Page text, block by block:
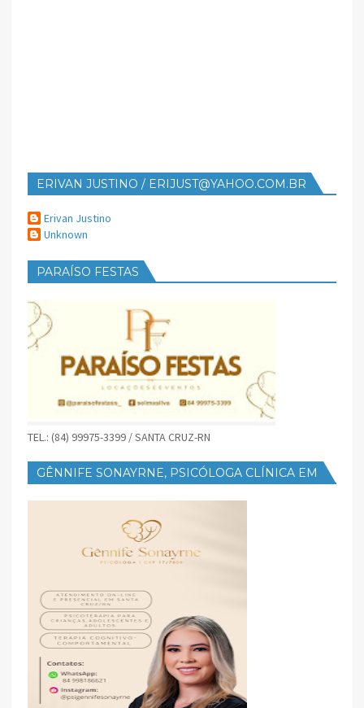
ERIVAN JUSTINO / ERIJUST@YAHOO.COM.BR
Erivan Justino
Unknown
PARAÍSO FESTAS
TEL.: (84) 99975-3399 / SANTA CRUZ-RN
GÊNNIFE SONAYRNE, PSICÓLOGA CLÍNICA EM